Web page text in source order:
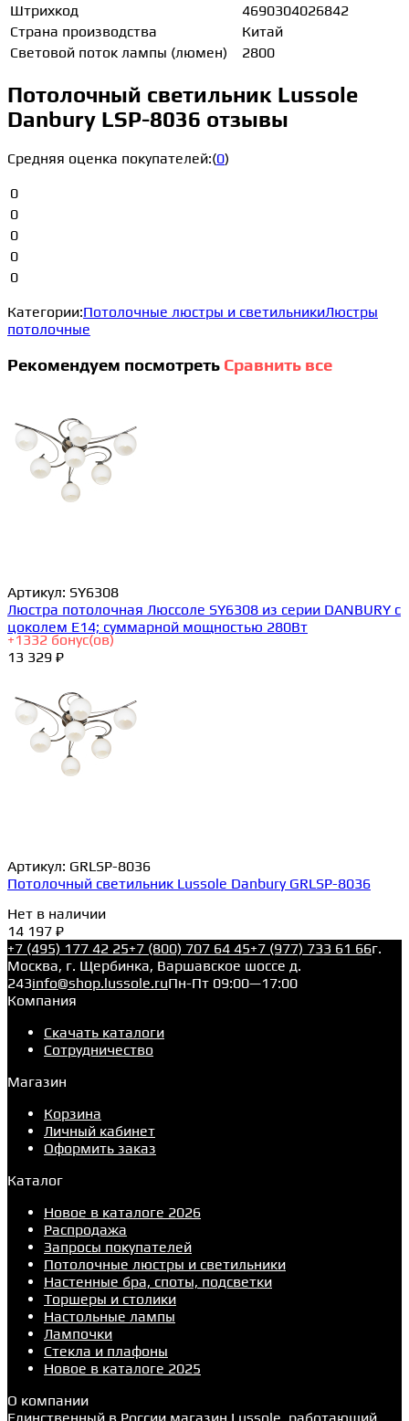
Штрихкод
4690304026842
Страна производства
Китай
Световой поток лампы (люмен)
2800
Потолочный светильник Lussole
Danbury LSP-8036 отзывы
Средняя оценка покупателей:(0)
0
0
0
0
0
Категории:Потолочные люстры и светильникиЛюстры
потолочные
Рекомендуем посмотреть Сравнить все
Артикул: SY6308
Люстра потолочная Люссоле SY6308 из серии DANBURY с
цоколем E14; суммарной мощностью 280Вт
+1332 бонус(ов)
13 329 ₽
Артикул: GRLSP-8036
Потолочный светильник Lussole Danbury GRLSP-8036
Нет в наличии
14 197 ₽
+7 (495) 177 42 25+7 (800) 707 64 45+7 (977) 733 61 66г.
Москва, г. Щербинка, Варшавское шоссе д.
243info@shop.lussole.ruПн-Пт 09:00—17:00
Компания
Скачать каталоги
Сотрудничество
Магазин
Корзина
Личный кабинет
Оформить заказ
Каталог
Новое в каталоге 2026
Распродажа
Запросы покупателей
Потолочные люстры и светильники
Настенные бра, споты, подсветки
Торшеры и столики
Настольные лампы
Лампочки
Стекла и плафоны
Новое в каталоге 2025
О компании